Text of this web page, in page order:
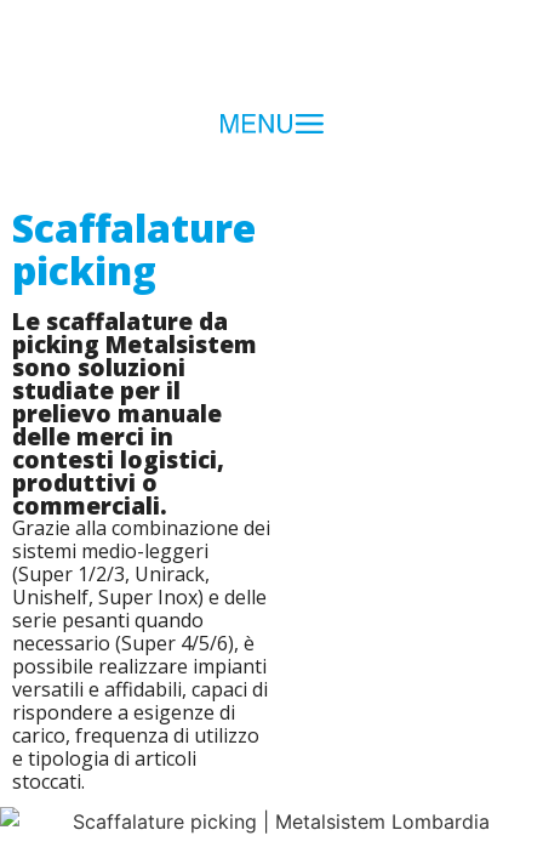
Scaffalature
picking
Le scaffalature da
picking Metalsistem
sono soluzioni
studiate per il
prelievo manuale
delle merci in
contesti logistici,
produttivi o
commerciali.
Grazie alla combinazione dei
sistemi medio-leggeri
(Super 1/2/3, Unirack,
Unishelf, Super Inox) e delle
serie pesanti quando
necessario (Super 4/5/6), è
possibile realizzare impianti
versatili e affidabili, capaci di
rispondere a esigenze di
carico, frequenza di utilizzo
e tipologia di articoli
stoccati.